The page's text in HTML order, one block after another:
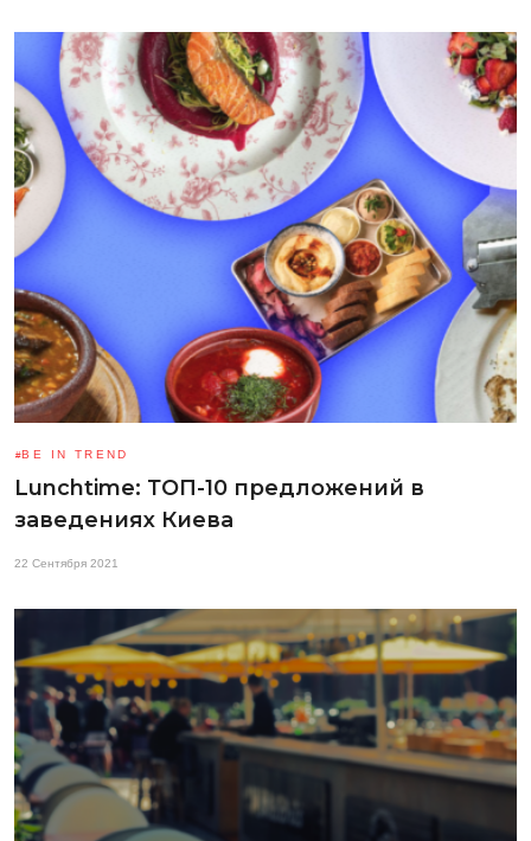
BE IN TREND
Lunchtime: ТОП-10 предложений в
заведениях Киева
22 Сентября 2021